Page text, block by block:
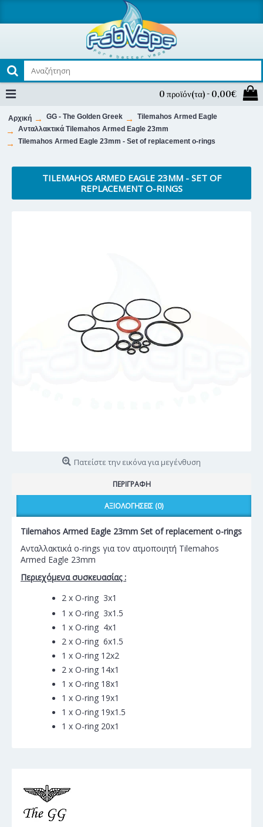
0 προϊόν(τα) - 0,00€
Αρχική GG - The Golden Greek
Tilemahos Armed Eagle
Ανταλλακτικά Tilemahos Armed Eagle 23mm
Tilemahos Armed Eagle 23mm - Set of replacement o-rings
TILEMAHOS ARMED EAGLE 23MM - SET OF
REPLACEMENT O-RINGS
Πατείστε την εικόνα για μεγένθυση
ΠΕΡΙΓΡΑΦΉ
ΑΞΙΟΛΟΓΉΣΕΙΣ (0)
Tilemahos Armed Eagle 23mm Set of replacement o-rings
Ανταλλακτικά o-rings για τον ατμοποιητή Tilemahos
Armed Eagle 23mm
Περιεχόμενα συσκευασίας :
2 x O-ring 3x1
1 x O-ring 3x1.5
1 x O-ring 4x1
2 x O-ring 6x1.5
1 x O-ring 12x2
2 x O-ring 14x1
1 x O-ring 18x1
1 x O-ring 19x1
1 x O-ring 19x1.5
1 x O-ring 20x1